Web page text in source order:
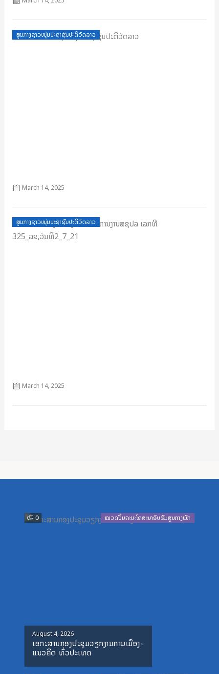
ສູນກາງຊາວໜຸ່ມປະຊາຊົນປະຕິວັດລາວ
Posted
on
March 14, 2025
ສູນກາງຊາວໜຸ່ມປະຊາຊົນປະຕິວັດລາວ
Posted
on
March 14, 2025
0 ໝວດປື້ມຄະນະໂຄສະນາອົບຮົມສູນກາງພັກ
Posted
on
August 4, 2026
ເອກະສານກອງປະຊຸມວຽກງານການເມືອງ-
ແນວຄິດ ທົ່ວປະເທດ
Previous
Next